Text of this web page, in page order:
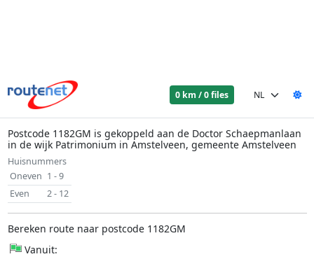
0 km / 0 files
Postcode 1182GM is gekoppeld aan de Doctor Schaepmanlaan
in de wijk Patrimonium in Amstelveen, gemeente Amstelveen
Huisnummers
Oneven 1 - 9
Even
2 - 12
Bereken route naar postcode 1182GM
Vanuit: